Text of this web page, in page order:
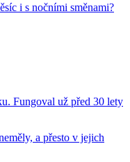
i s nočními směnami?
Fungoval už před 30 lety
a přesto v jejich